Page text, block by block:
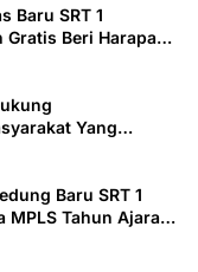
Baru SRT 1
Beri Harapan
Yang
6,3 Hektar
Baru SRT 1
MPLS Tahun Ajaran